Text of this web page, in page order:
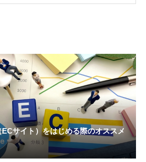
サイト）をはじめる際のオススメ